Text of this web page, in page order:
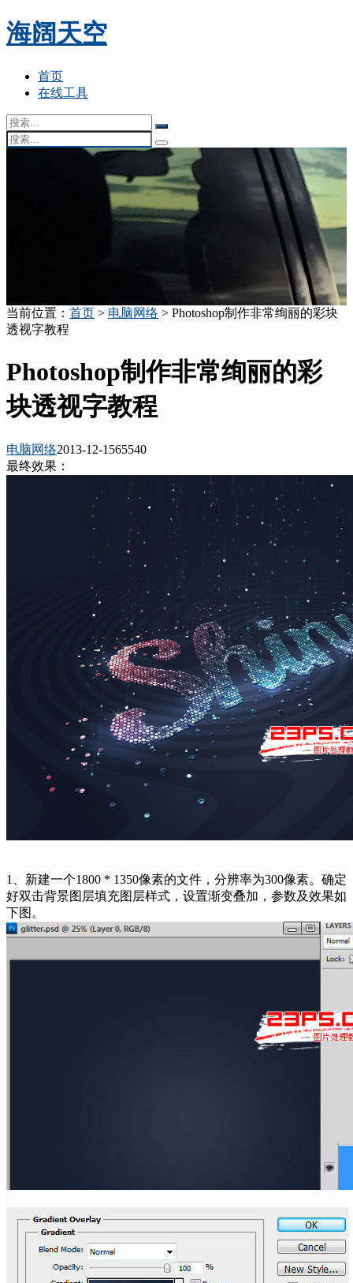
海阔天空
首页
在线工具
当前位置： 首页 > 电脑网络 > Photoshop制作非常绚丽的彩块
透视字教程
Photoshop制作非常绚丽的彩
块透视字教程
电脑网络2013-12-1565540
最终效果：
1、新建一个1800 * 1350像素的文件，分辨率为300像素。确定
好双击背景图层填充图层样式，设置渐变叠加，参数及效果如
下图。